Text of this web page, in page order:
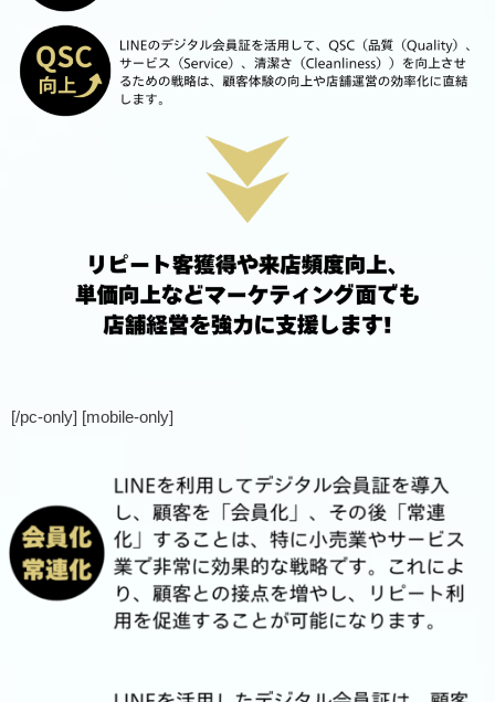
[/pc-only] [mobile-only]